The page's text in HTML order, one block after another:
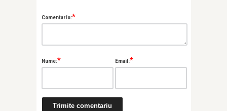
Comentariu:*
Nume:* Email:*